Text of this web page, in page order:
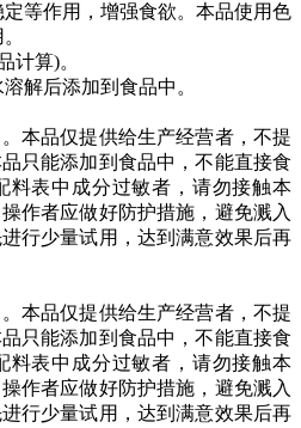
等作用，增强食欲。本品使用色
计算)。
解后添加到食品中。
本品仅提供给生产经营者，不提
只能添加到食品中，不能直接食
料表中成分过敏者，请勿接触本
作者应做好防护措施，避免溅入
行少量试用，达到满意效果后再
本品仅提供给生产经营者，不提
只能添加到食品中，不能直接食
料表中成分过敏者，请勿接触本
作者应做好防护措施，避免溅入
行少量试用，达到满意效果后再